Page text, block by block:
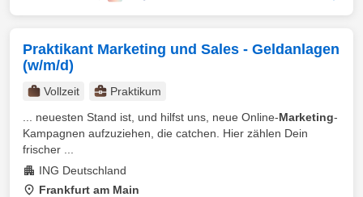
Praktikant Marketing und Sales - Geldanlagen
(w/m/d)
Vollzeit
Praktikum
... neuesten Stand ist, und hilfst uns, neue Online-Marketing-
Kampagnen aufzuziehen, die catchen. Hier zählen Dein
frischer ...
ING Deutschland
Frankfurt am Main